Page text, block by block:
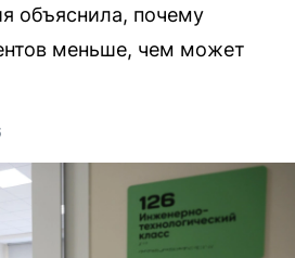
объяснила, почему
меньше, чем может